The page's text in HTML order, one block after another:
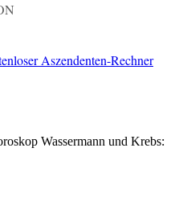
Aszendenten-Rechner
Wassermann und Krebs: